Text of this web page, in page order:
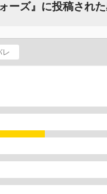
ーズ』に投稿され
レ